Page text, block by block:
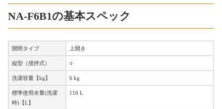
NA-F6B1の基本スペック
開閉タイプ 上開き
縦型（撹拌式） ○
洗濯容量【kg】 6 kg
標準使用水量(洗濯
時)【L】
116 L